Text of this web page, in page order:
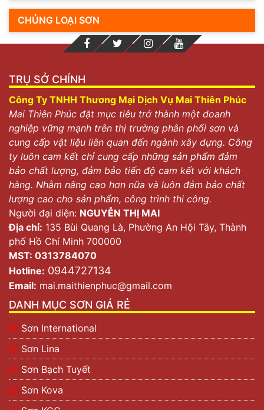
CHỦNG LOẠI SƠN
TRỤ SỞ CHÍNH
Công Ty TNHH Thương Mại Dịch Vụ Mai Thiên Phúc
Mai Thiên Phúc đặt mục tiêu trở thành một doanh
nghiệp vững mạnh trên thị trường phân phối sơn và
cung cấp vật liệu liên quan đến ngành xây dựng. Công
ty luôn cam kết chỉ cung cấp những sản phẩm đảm
bảo chất lượng, đảm bảo tiến độ cam kết với khách
hàng. Nhằm nâng cao hơn nữa và luôn đảm bảo chất
lượng cao cho sản phẩm, công trình thi công.
Người đại diện: NGUYỄN THỊ MAI
Địa chỉ: 135 Bùi Quang Là, Phường An Hội Tây, Thành
phố Hồ Chí Minh 700000
MST: 0313784070
Hotline: 0944727134
Email: mai.maithienphuc@gmail.com
DANH MỤC SƠN GIÁ RẺ
Sơn International
Sơn Lina
Sơn Bạch Tuyết
Sơn Kova